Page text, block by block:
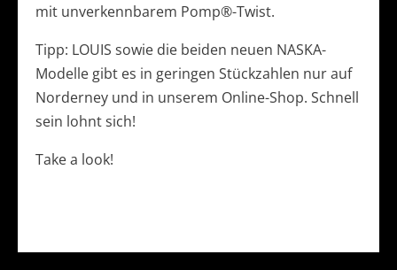
mit unverkennbarem Pomp®-Twist.
Tipp: LOUIS sowie die beiden neuen NASKA-
Modelle gibt es in geringen Stückzahlen nur auf
Norderney und in unserem Online-Shop. Schnell
sein lohnt sich!
Take a look!